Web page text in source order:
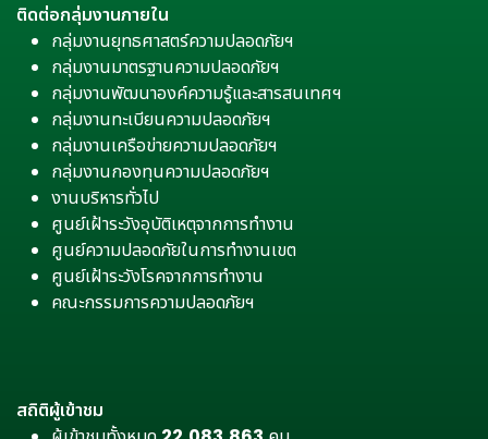
ติดต่อกลุ่มงานภายใน
กลุ่มงานยุทธศาสตร์ความปลอดภัยฯ
กลุ่มงานมาตรฐานความปลอดภัยฯ
กลุ่มงานพัฒนาองค์ความรู้และสารสนเทศฯ
กลุ่มงานทะเบียนความปลอดภัยฯ
กลุ่มงานเครือข่ายความปลอดภัยฯ
กลุ่มงานกองทุนความปลอดภัยฯ
งานบริหารทั่วไป
ศูนย์เฝ้าระวังอุบัติเหตุจากการทำงาน
ศูนย์ความปลอดภัยในการทำงานเขต
ศูนย์เฝ้าระวังโรคจากการทำงาน
คณะกรรมการความปลอดภัยฯ
สถิติผู้เข้าชม